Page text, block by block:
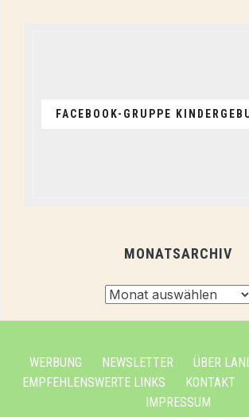
FACEBOOK-GRUPPE
MONATSARCHIV
WERBUNG NEWSLETTER
ÜBER
EMPFEHLENSWERTE LINKS
KONTAKT
IMPRESSUM